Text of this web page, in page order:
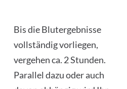
Bis die Blutergebnisse
vollständig vorliegen,
vergehen ca. 2 Stunden.
Parallel dazu oder auch